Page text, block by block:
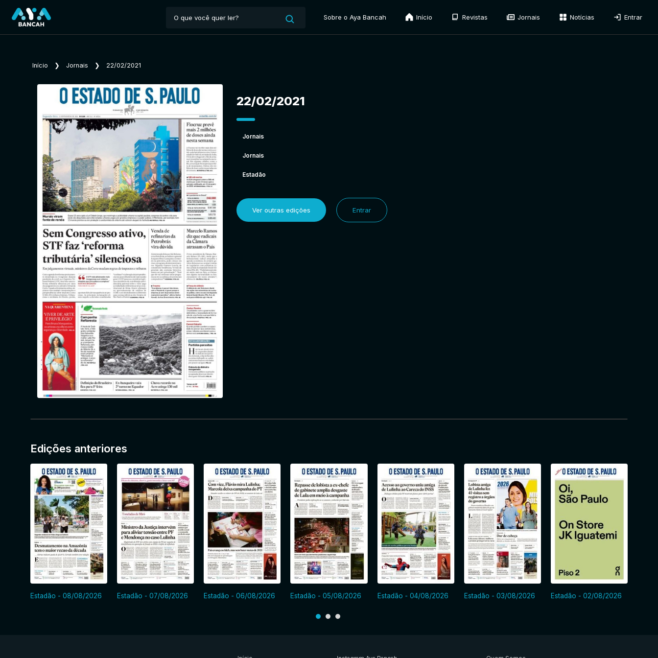
Sobre o Aya Bancah Início Revistas Jornais Notícias Entrar
Início ❯ Jornais ❯ 22/02/2021
22/02/2021
Jornais
Jornais
Estadão
Ver outras edições Entrar
Edições anteriores
Estadão - 08/08/2026 Estadão - 07/08/2026 Estadão - 06/08/2026 Estadão - 05/08/2026 Estadão - 04/08/2026 Estadão - 03/08/2026 Estadão - 02/08/2026